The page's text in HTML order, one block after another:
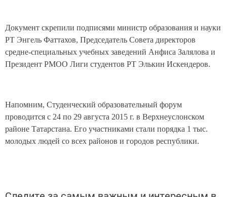
Документ скрепили подписями министр образования и науки
РТ Энгель Фаттахов, Председатель Совета директоров
средне-специальных учебных заведений Анфиса Залялова и
Президент РМОО Лиги студентов РТ Элькин Искендеров.
Напомним, Студенческий образовательный форум
проводится с 24 по 29 августа 2015 г. в Верхнеуслонском
районе Татарстана. Его участниками стали порядка 1 тыс.
молодых людей со всех районов и городов республики.